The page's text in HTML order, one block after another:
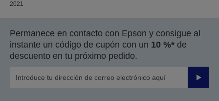
2021
Permanece en contacto con Epson y consigue al
instante un código de cupón con un 10 %* de
descuento en tu próximo pedido.
Enviar